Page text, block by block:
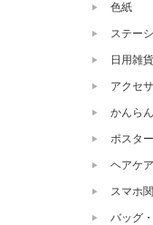
色紙
ステー
日用雑貨
アクセ
かんら
ポスター
ヘアケ
スマホ
バッグ